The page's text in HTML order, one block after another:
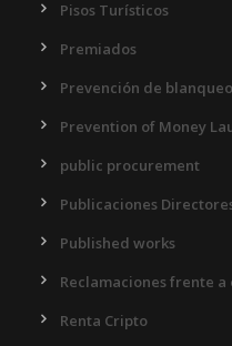
Pisos Turísticos
Premiados
Prevención de
Prevention of Money
public procurement
Publicaciones
Published works
Reclamaciones frente
Renta Cripto